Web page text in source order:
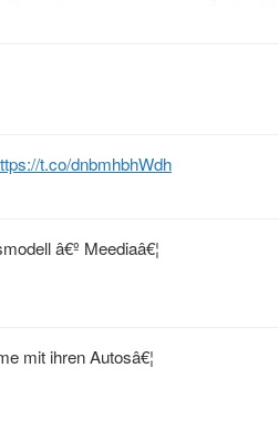
t.co/dnbmhbhWdh
â€º Meediaâ€¦
mit ihren Autosâ€¦